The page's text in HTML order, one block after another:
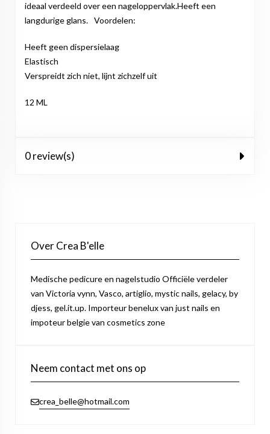
ideaal verdeeld over een nageloppervlak.Heeft een
langdurige glans.⠀Voordelen:
Heeft geen dispersielaag
Elastisch
Verspreidt zich niet, lijnt zichzelf uit
12 ML
0 review(s)
Over Crea B'elle
Medische pedicure en nagelstudio Officiële verdeler
van Victoria vynn, Vasco, artiglio, mystic nails, gelacy, by
djess, gel.it.up. Importeur benelux van just nails en
impoteur belgie van cosmetics zone
Neem contact met ons op
crea_belle@hotmail.com